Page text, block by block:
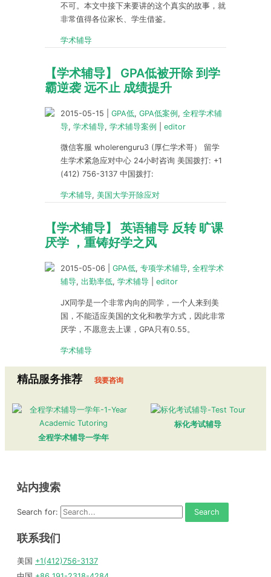
不可。本文中接下来要讲的这个真实的故事，就
非常值得各位家长、学生借鉴。
学术辅导
【学术辅导】 GPA低被开除 到学
霸逆袭 远不止 成绩提升
2015-05-15 GPA低, GPA低案例, 全程学术辅
导, 学术辅导, 学术辅导案例 editor
微信客服 wholerenguru3 (厚仁学术哥） 留学
生学术紧急应对中心 24小时咨询 美国拨打: +1
(412) 756-3137 中国拨打:
学术辅导, 美国大学开除应对
【学术辅导】 英语辅导 反转 旷课
厌学 ，重铸好学之风
2015-05-06 GPA低, 专项学术辅导, 全程学术
辅导, 出勤率低, 学术辅导 editor
JX同学是一个非常内向的同学，一个人来到美
国，不能适应美国的文化和教学方式，因此非常
厌学，不愿意去上课，GPA只有0.55。
学术辅导
精品服务推荐 我要咨询
全程学术辅导一学年
标化考试辅导
站内搜索
Search for:
联系我们
美国 +1(412)756-3137